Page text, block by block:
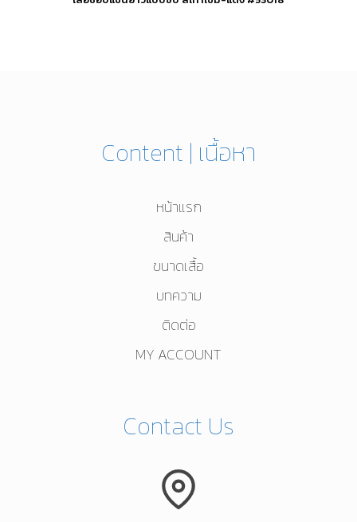
may
be
the
page
Content | เนื้อหา
หน้าแรก
สินค้า
ขนาดเสื้อ
บทความ
ติดต่อ
MY ACCOUNT
Contact Us